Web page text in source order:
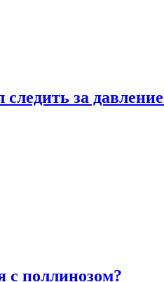
за
с поллинозом?